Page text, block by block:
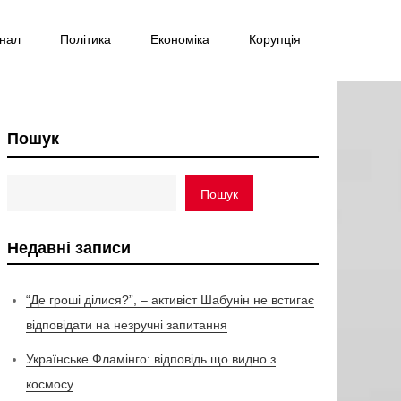
Політика Економіка Корупція
Пошук
Пошук
Недавні записи
“Де гроші ділися?”, – активіст Шабунін не встигає
відповідати на незручні запитання
Українське Фламінго: відповідь що видно з
космосу